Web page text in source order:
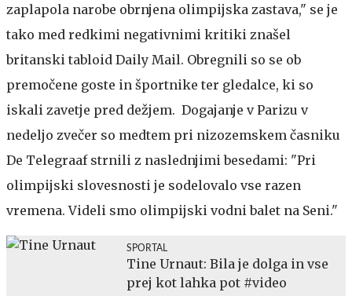
zaplapola narobe obrnjena olimpijska zastava," se je
tako med redkimi negativnimi kritiki znašel
britanski tabloid Daily Mail. Obregnili so se ob
premočene goste in športnike ter gledalce, ki so
iskali zavetje pred dežjem. Dogajanje v Parizu v
nedeljo zvečer so medtem pri nizozemskem časniku
De Telegraaf strnili z naslednjimi besedami: "Pri
olimpijski slovesnosti je sodelovalo vse razen
vremena. Videli smo olimpijski vodni balet na Seni."
SPORTAL
Tine Urnaut: Bila je dolga in vse
prej kot lahka pot #video